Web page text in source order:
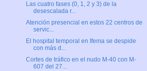
Las cuatro fases (0, 1, 2 y 3) de la
desescalada r...
Atención presencial en estos 22 centros de
servic...
El hospital temporal en Ifema se despide
con más d...
Cortes de tráfico en el nudo M-40 con M-
607 del 27...